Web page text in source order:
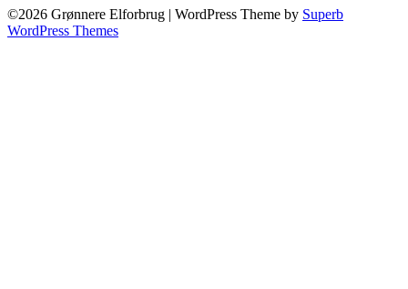
©2026 Grønnere Elforbrug | WordPress Theme by Superb
WordPress Themes